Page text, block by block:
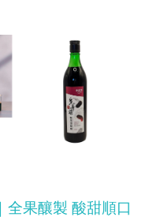
全果釀製 酸甜順口